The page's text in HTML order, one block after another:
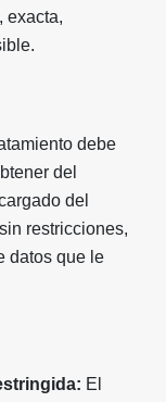
exacta,
debe
del
del
restricciones,
datos que le
El